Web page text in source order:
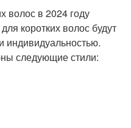
волос в 2024 году
коротких волос будут
индивидуальностью.
следующие стили: